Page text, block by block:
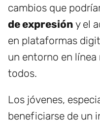
cambios que
de expresión y el
en plataformas
un entorno en
todos.
Los jóvenes,
beneficiarse de un